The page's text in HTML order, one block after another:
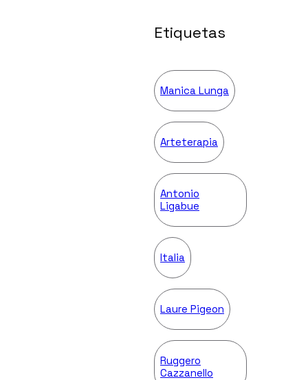
Etiquetas
Manica Lunga
Arteterapia
Antonio
Ligabue
Italia
Laure Pigeon
Ruggero
Cazzanello